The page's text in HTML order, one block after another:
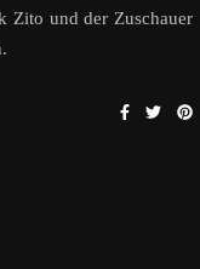
Zito und der Zuschauer